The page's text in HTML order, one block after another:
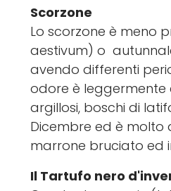
Scorzone
Lo scorzone è meno
aestivum) o
avendo differenti
odore è leggermente
argillosi, boschi di
Dicembre ed è molto
marrone bruciato ed
Il Tartufo nero